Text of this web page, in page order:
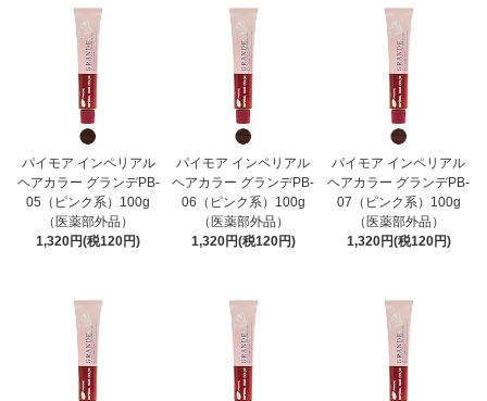
パイモア インペリアル
ヘアカラー グランデPB-
05（ピンク系）100g
（医薬部外品）
1,320円(税120円)
パイモア インペリアル
ヘアカラー グランデPB-
06（ピンク系）100g
（医薬部外品）
1,320円(税120円)
パイモア インペリアル
ヘアカラー グランデPB-
07（ピンク系）100g
（医薬部外品）
1,320円(税120円)